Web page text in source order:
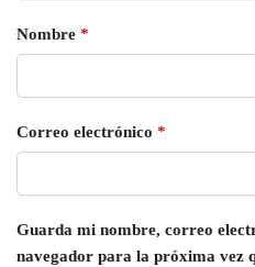
Nombre *
Correo electrónico *
Guarda mi nombre, correo
navegador para la próxima vez